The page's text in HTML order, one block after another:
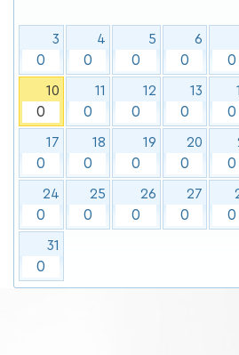
3
0
4
0
5
0
6
0 0
10
0
11
0
12
0
13
0 0
17
0
18
0
19
0
20
0 0
24
0
25
0
26
0
27
0 0
31
0